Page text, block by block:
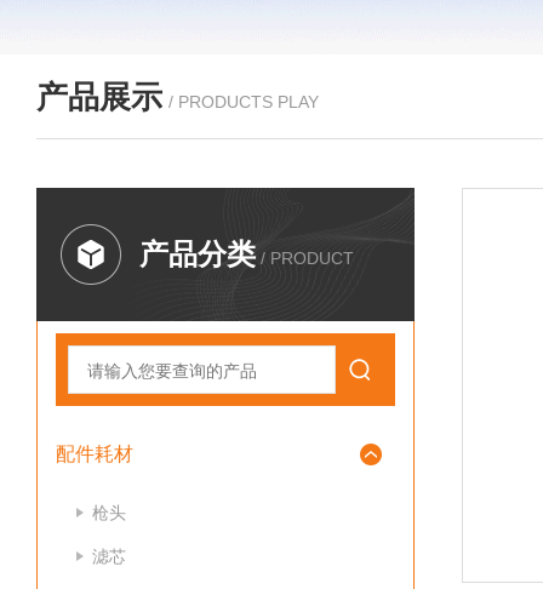
产品展示 / PRODUCTS PLAY
产品分类 / PRODUCT
配件耗材
枪头
滤芯